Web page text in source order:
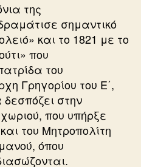
της
σημαντικό
και το 1821 με το
που
του
Γρηγορίου του Ε΄,
στην
που υπήρξε
του Μητροπολίτη
όπου